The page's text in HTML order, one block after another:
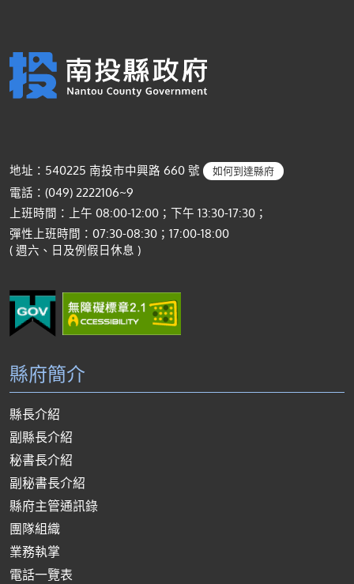
地址：540225 南投市中興路 660 號 如何到達縣府
電話：(049) 2222106~9
上班時間：上午 08:00-12:00；下午 13:30-17:30；
彈性上班時間：07:30-08:30；17:00-18:00
( 週六、日及例假日休息 )
縣府簡介
縣長介紹
副縣長介紹
秘書長介紹
副秘書長介紹
縣府主管通訊錄
團隊組織
業務執掌
電話一覽表